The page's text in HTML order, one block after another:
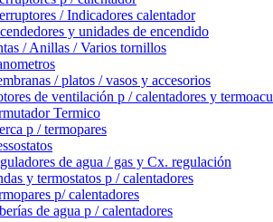
/ Indicadores calentador
y unidades de encendido
/ Anillas / Varios tornillos
/ platos / vasos y accesorios
de ventilación p / calentadores y
Termico
p / termopares
de agua / gas y Cx. regulación
y termostatos p / calentadores
p/ calentadores
de agua p / calentadores